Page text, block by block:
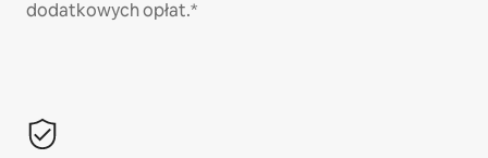
dodatkowych opłat.*